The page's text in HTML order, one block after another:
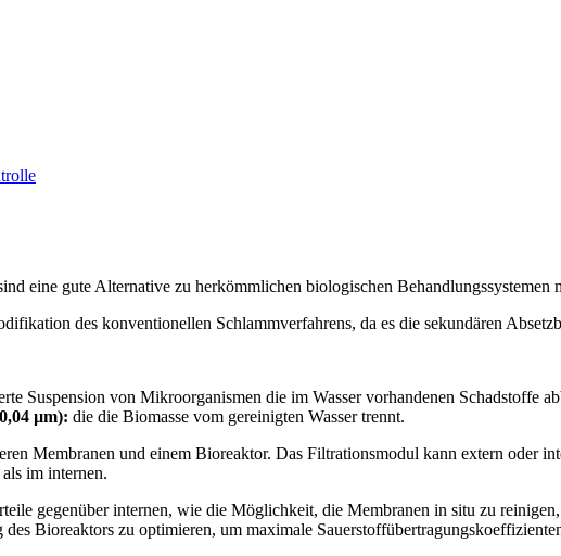
eine gute Alternative zu herkömmlichen biologischen Behandlungssystemen
des konventionellen Schlammverfahrens, da es die sekundären
Suspension von Mikroorganismen die im Wasser vorhandenen Schadstoffe
µm): die die Biomasse vom gereinigten Wasser trennt.
Membranen und einem Bioreaktor. Das Filtrationsmodul kann extern oder
im internen.
gegenüber internen, wie die Möglichkeit, die Membranen in situ zu
Bioreaktors zu optimieren, um maximale